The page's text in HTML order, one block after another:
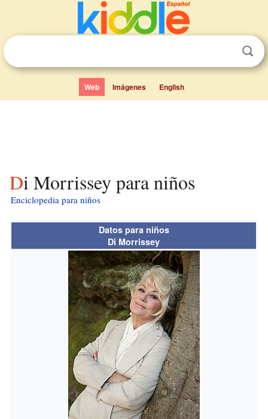
Web Imágenes English
Di Morrissey para niños
Enciclopedia para niños
Datos para niños
Di Morrissey